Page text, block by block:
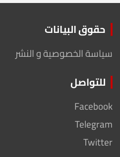
حقوق البيانات
سياسة الخصوصية و النشر
للتواصل
Facebook
Telegram
Twitter